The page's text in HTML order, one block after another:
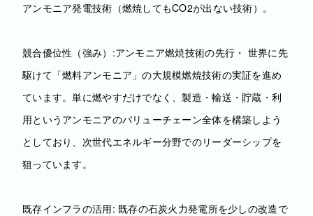
アンモニア発電技術（燃焼してもCO2が出ない技術）。
競合優位性（強み）:アンモニア燃焼技術の先行・ 世界に先
駆けて「燃料アンモニア」の大規模燃焼技術の実証を進め
ています。単に燃やすだけでなく、製造・輸送・貯蔵・利
用というアンモニアのバリューチェーン全体を構築しよう
としており、次世代エネルギー分野でのリーダーシップを
狙っています。
既存インフラの活用: 既存の石炭火力発電所を少しの改造で